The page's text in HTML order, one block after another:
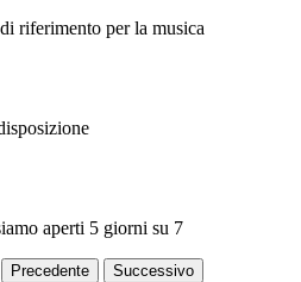
riferimento per la musica
aperti 5 giorni su 7
Precedente Successivo